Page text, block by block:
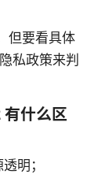
但要看具体
私政策来判
什么区
明；